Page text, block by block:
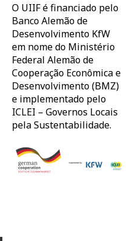
O UIIF é financiado pelo
Banco Alemão de
Desenvolvimento KfW
em nome do Ministério
Federal Alemão de
Cooperação Econômica e
Desenvolvimento (BMZ)
e implementado pelo
ICLEI – Governos Locais
pela Sustentabilidade.